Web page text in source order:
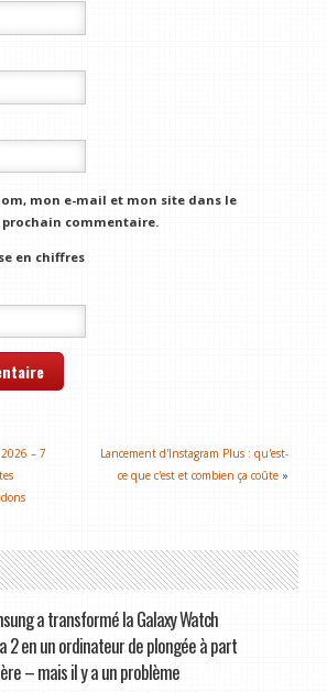
mon e-mail et mon site dans le
commentaire.
en chiffres
– 7
Lancement d'Instagram Plus : qu'est-
ce que c'est et combien ça coûte »
a transformé la Galaxy Watch
2 en un ordinateur de plongée à part
– mais il y a un problème